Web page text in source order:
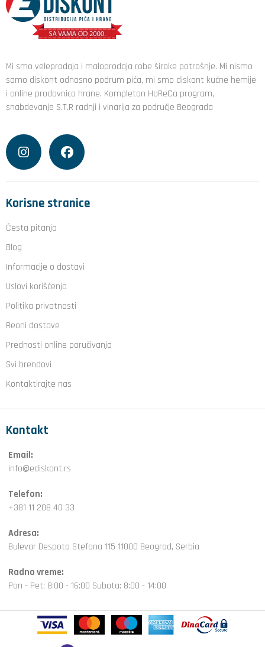
Mi smo veleprodaja i maloprodaja robe široke potrošnje. Mi nismo
samo diskont odnosno podrum pića, mi smo diskont kućne hemije
i online prodavnica hrane. Kompletan HoReCa program,
snabdevanje S.T.R radnji i vinarija za područje Beograda
Korisne stranice
Česta pitanja
Blog
Informacije o dostavi
Uslovi korišćenja
Politika privatnosti
Reoni dostave
Prednosti online poručivanja
Svi brendovi
Kontaktirajte nas
Kontakt
Email:
info@ediskont.rs
Telefon:
+381 11 208 40 33
Adresa:
Bulevar Despota Stefana 115 11000 Beograd, Serbia
Radno vreme:
Pon - Pet: 8:00 - 16:00 Subota: 8:00 - 14:00